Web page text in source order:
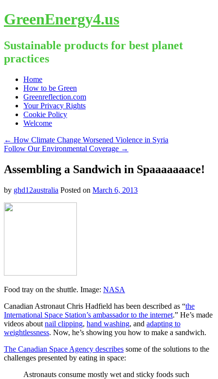
GreenEnergy4.us
Sustainable products for best planet
practices
Skip
content
Home
How to be Green
Greenreflection.com
Your Privacy Rights
Cookie Policy
Welcome
← How Climate Change Worsened Violence in Syria
Follow Our Environmental Coverage →
Assembling a Sandwich in Spaaaaaaace!
by ghd12australia Posted on March 6, 2013
Food tray on the shuttle. Image: NASA
Canadian Astronaut Chris Hadfield has been described as “the
International Space Station’s ambassador to the internet.” He’s made
videos about nail clipping, hand washing, and adapting to
weightlessness. Now, he’s showing you how to make a sandwich.
The Canadian Space Agency describes some of the solutions to the
challenges presented by eating in space:
Astronauts consume mostly wet and sticky foods such